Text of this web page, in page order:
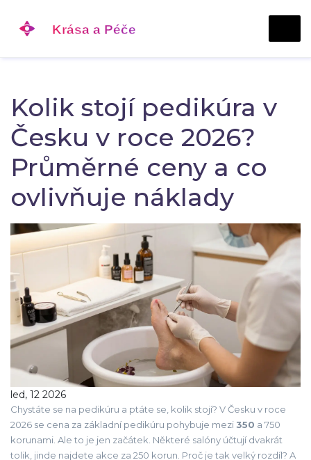
Kolik stojí pedikúra v
Česku v roce 2026?
Průměrné ceny a co
ovlivňuje náklady
led, 12 2026
Chystáte se na pedikúru a ptáte se, kolik stojí? V Česku v roce
2026 se cena za základní pedikúru pohybuje mezi 350 a 750
korunami. Ale to je jen začátek. Některé salóny účtují dvakrát
tolik, jinde najdete akce za 250 korun. Proč je tak velký rozdíl? A